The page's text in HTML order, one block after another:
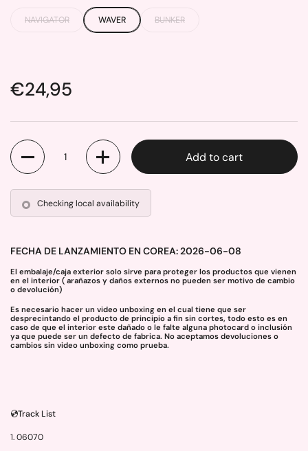
NAVIGATOR WAVER BUNKER
Price:
€24,95
Quantity
Add to cart
Checking local availability
FECHA DE LANZAMIENTO EN COREA: 2026-06-08
El embalaje/caja exterior solo sirve para proteger los productos que vienen
en el interior ( arañazos y daños externos no pueden ser motivo de cambio
o devolución)
Es necesario hacer un video unboxing en el cual tiene que ser
desprecintando el producto de principio a fin sin cortes, todo esto es en
caso de que el interior este dañado o le falte alguna photocard o inclusión
ya que puede ser un defecto de fabrica. No aceptamos devoluciones o
cambios sin video unboxing como prueba.
💿Track List
1. 06070